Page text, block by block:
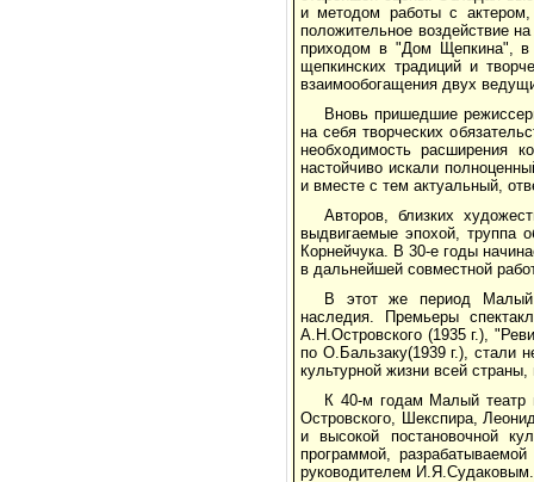
и методом работы с актером,
положительное воздействие
приходом в "Дом Щепкина", в
щепкинских традиций и
взаимообогащения двух
Вновь пришедшие
на себя творческих
необходимость расширения
настойчиво искали
и вместе с тем актуальный,
Авторов, близких
выдвигаемые эпохой, труппа
Корнейчука. В 30-е годы
в дальнейшей совместной
В этот же период Малый
наследия. Премьеры
А.Н.Островского (1935 г.),
по О.Бальзаку(1939 г.), стали
культурной жизни всей страны,
К 40-м годам Малый театр
Островского, Шекспира,
и высокой постановочной
программой,
руководителем И.Я.Судаковым.